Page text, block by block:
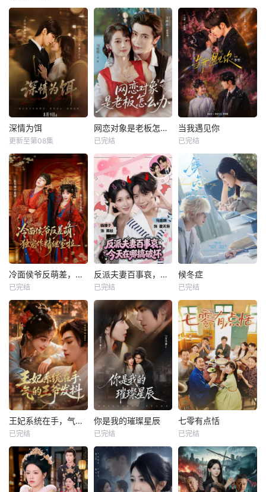
深情为饵
更新至第08集
网恋对象是老板怎么办
已完结
当我遇见你
已完结
冷面侯爷反萌差，独宠作精继室啦
已完结
反派夫妻百事哀，今天在哪搞破坏
已完结
候冬症
已完结
王妃系统在手，气的王爷发抖
已完结
你是我的璀璨星辰
已完结
七零有点恬
已完结